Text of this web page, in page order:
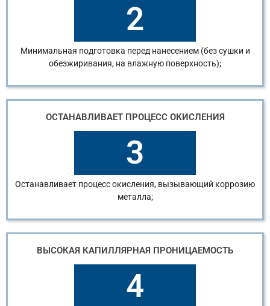
2
Минимальная подготовка перед нанесением (без сушки и
обезжиривания, на влажную поверхность);
ОСТАНАВЛИВАЕТ ПРОЦЕСС ОКИСЛЕНИЯ
3
Останавливает процесс окисления, вызывающий коррозию
металла;
ВЫСОКАЯ КАПИЛЛЯРНАЯ ПРОНИЦАЕМОСТЬ
4